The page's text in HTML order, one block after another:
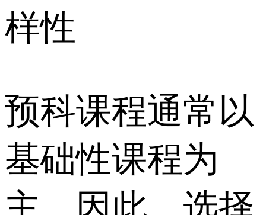
样性
预科课程通常以
基础性课程为